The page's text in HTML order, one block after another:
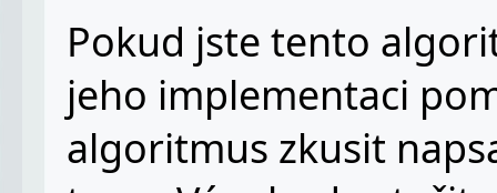
Pokud jste tento
jeho implementaci
algoritmus zkusit